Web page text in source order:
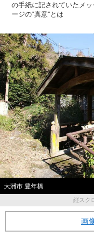
の手紙に記されていたメッ
ージの“真意”とは
大洲市 豊年橋
縦スク
画